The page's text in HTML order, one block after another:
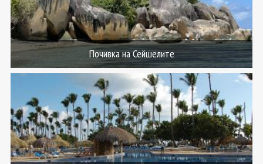
Почивка на Сейшелите